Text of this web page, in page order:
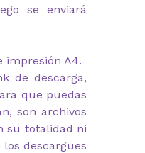
se enviará
impresión A4.
de descarga,
que puedas
son archivos
su totalidad ni
descargues